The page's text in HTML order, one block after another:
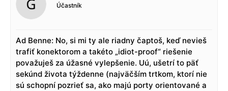
Účastník
Ad Benne: No, si mi ty ale riadny čaptoš, keď nevieš
trafiť konektorom a takéto „idiot-proof“ riešenie
považuješ za úžasné vylepšenie. Uú, ušetrí to päť
sekúnd života týždenne (najväčším trtkom, ktorí nie
sú schopní pozrieť sa, ako majú porty orientované a